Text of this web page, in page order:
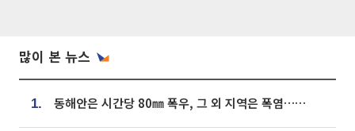
많이 본 뉴스
1. 동해안은 시간당 80㎜ 폭우, 그 외 지역은 폭염…‘극과 극 날씨’